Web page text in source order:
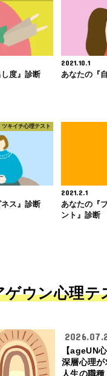
度』診断
2021.10.1
あなたの『
ツキイチ心理テスト
ス』診断
2021.2.1
あなたの『
ント』診断
ゲウン心理テ
【ageUN
深層心理
人生の職種